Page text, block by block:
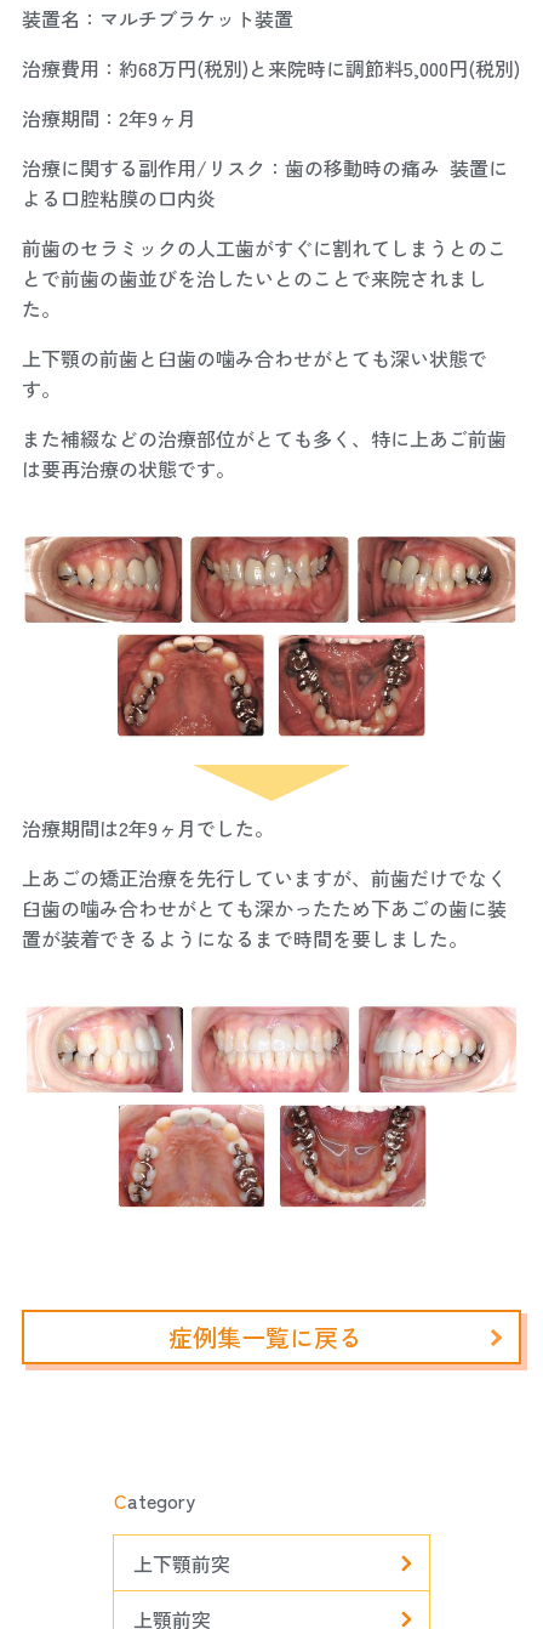
装置名：マルチブラケット装置
治療費用：約68万円(税別)と来院時に調節料5,000円(税別)
治療期間：2年9ヶ月
治療に関する副作用/リスク：歯の移動時の痛み 装置に
よる口腔粘膜の口内炎
前歯のセラミックの人工歯がすぐに割れてしまうとのこ
とで前歯の歯並びを治したいとのことで来院されまし
た。
上下顎の前歯と臼歯の噛み合わせがとても深い状態で
す。
また補綴などの治療部位がとても多く、特に上あご前歯
は要再治療の状態です。
治療期間は2年9ヶ月でした。
上あごの矯正治療を先行していますが、前歯だけでなく
臼歯の噛み合わせがとても深かったため下あごの歯に装
置が装着できるようになるまで時間を要しました。
症例集一覧に戻る
Category
上下顎前突
上顎前突